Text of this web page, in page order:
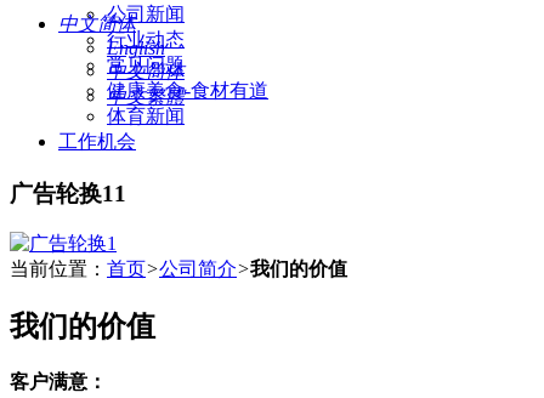
中文简体
English
中文简体
中文繁體
公司新闻
行业动态
常见问题
健康美食-食材有道
体育新闻
工作机会
广告轮换11
当前位置： 首页>公司简介>我们的价值
我们的价值
客户满意：